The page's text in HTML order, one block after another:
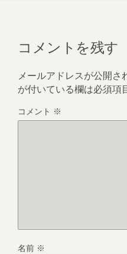
コメントを残す
メールアドレスが公開さ
が付いている欄は必須項
コメント ※
名前 ※